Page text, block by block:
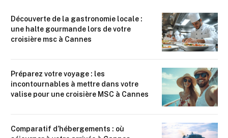
Découverte de la gastronomie locale :
une halte gourmande lors de votre
croisière msc à Cannes
Préparez votre voyage : les
incontournables à mettre dans votre
valise pour une croisière MSC à Cannes
Comparatif d’hébergements : où